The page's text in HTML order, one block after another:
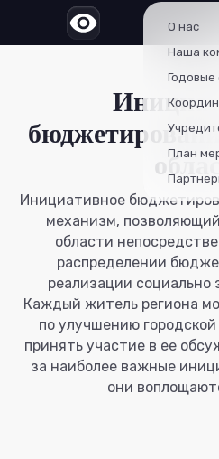
План
Годовые
Наша
О нас
Инициативное
механизм,
области
распределении
реализации социально
Каждый житель региона
по улучшению
принять участие в ее
за наиболее важные
они